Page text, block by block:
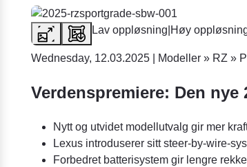
navigation
Lav oppløsning Høy
Wednesday, 12.03.2025 Modeller » RZ »
Verdenspremiere: Den nye
Nytt og utvidet modellutvalg gir mer
Lexus introduserer sitt steer-by-wire-
Forbedret batterisystem gir lengre